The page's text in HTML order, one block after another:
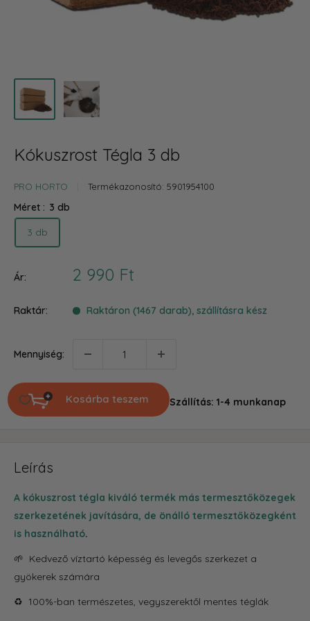
Kókuszrost Tégla 3 db
PRO HORTO Termékazonosító: 5901954100
Méret : 3 db
3 db
Ár:
Akciós
2 990 Ft
Raktár: Raktáron (1467 darab), szállításra kész
Mennyiség:
Kosárba teszem Szállítás: 1-4 munkanap
Leírás
A kókuszrost tégla kiváló termék más termesztőközegek
szerkezetének javítására, de önálló termesztőközegként
is használható.
🌱 Kedvező víztartó képesség és levegős szerkezet a
gyökerek számára
♻️ 100%-ban természetes, vegyszerektől mentes téglák